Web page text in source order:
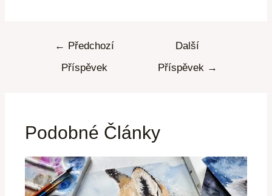
← Předchozí
Příspěvek
Další
Příspěvek →
Podobné Články